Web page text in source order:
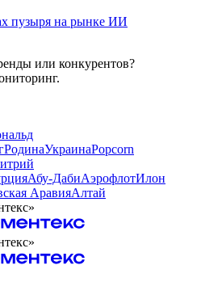
пузыря на рынке ИИ
или конкурентов?
РодинаУкраинаPopcorn
Абу-ДабиАэрофлотИлон
АравияАлтай